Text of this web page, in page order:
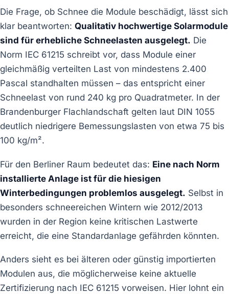
Die Frage, ob Schnee die Module beschädigt, lässt sich
klar beantworten: Qualitativ hochwertige Solarmodule
sind für erhebliche Schneelasten ausgelegt. Die
Norm IEC 61215 schreibt vor, dass Module einer
gleichmäßig verteilten Last von mindestens 2.400
Pascal standhalten müssen – das entspricht einer
Schneelast von rund 240 kg pro Quadratmeter. In der
Brandenburger Flachlandschaft gelten laut DIN 1055
deutlich niedrigere Bemessungslasten von etwa 75 bis
100 kg/m².
Für den Berliner Raum bedeutet das: Eine nach Norm
installierte Anlage ist für die hiesigen
Winterbedingungen problemlos ausgelegt. Selbst in
besonders schneereichen Wintern wie 2012/2013
wurden in der Region keine kritischen Lastwerte
erreicht, die eine Standardanlage gefährden könnten.
Anders sieht es bei älteren oder günstig importierten
Modulen aus, die möglicherweise keine aktuelle
Zertifizierung nach IEC 61215 vorweisen. Hier lohnt ein